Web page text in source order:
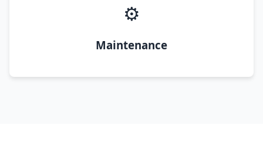
⚙️
Maintenance